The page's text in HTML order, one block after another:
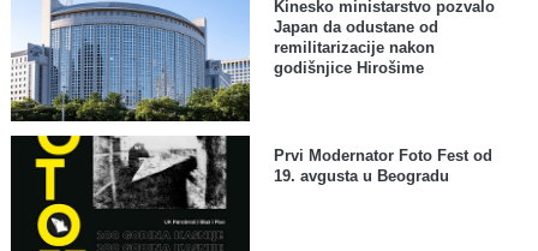
Kinesko ministarstvo pozvalo
Japan da odustane od
remilitarizacije nakon
godišnjice Hirošime
Prvi Modernator Foto Fest od
19. avgusta u Beogradu